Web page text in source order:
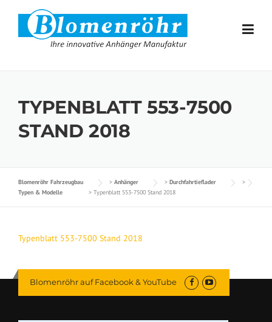
Skip to content
TYPENBLATT 553-7500
STAND 2018
Blomenröhr Fahrzeugbau > Anhänger > Durchfahrtieflader
>
Typen & Modelle
> Typenblatt 553-7500 Stand 2018
Typenblatt 553-7500 Stand 2018
Blomenröhr auf Facebook & YouTube